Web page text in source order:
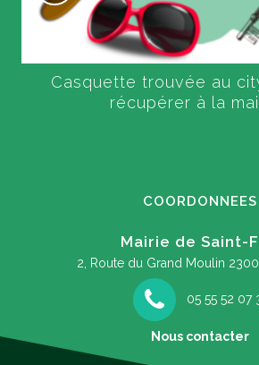
Casquette trouvée au
récupérer à la
COORDONNEES
Mairie de Saint-
2, Route du Grand Moulin
05 55 52 07
Nous contacter